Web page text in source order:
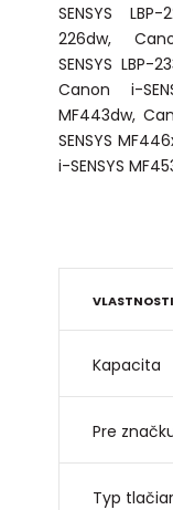
SENSYS LBP-
226dw,
SENSYS LBP-
Canon i-
MF443dw,
SENSYS
i-SENSYS
VLASTNOSTI
Kapacita
Pre
Typ